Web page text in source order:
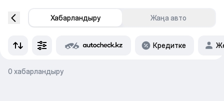
Хабарландыру Жаңа авто
Кредитке
0 хабарландыру